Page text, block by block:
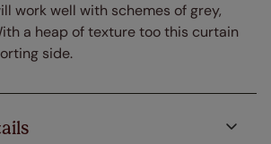
work well with schemes of grey,
a heap of texture too this curtain
side.